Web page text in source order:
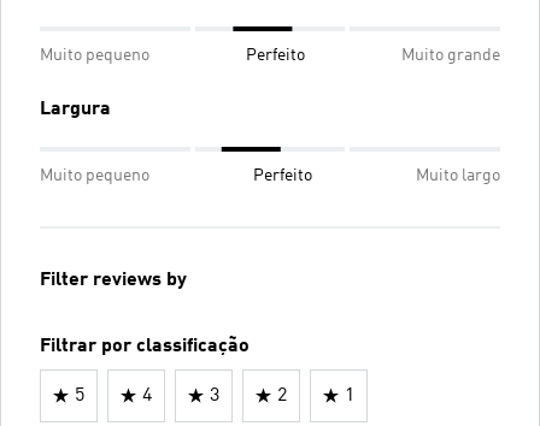
Muito pequeno Perfeito Muito grande
Largura
Muito pequeno Perfeito Muito largo
Filter reviews by
Filtrar por classificação
5 4 3 2 1